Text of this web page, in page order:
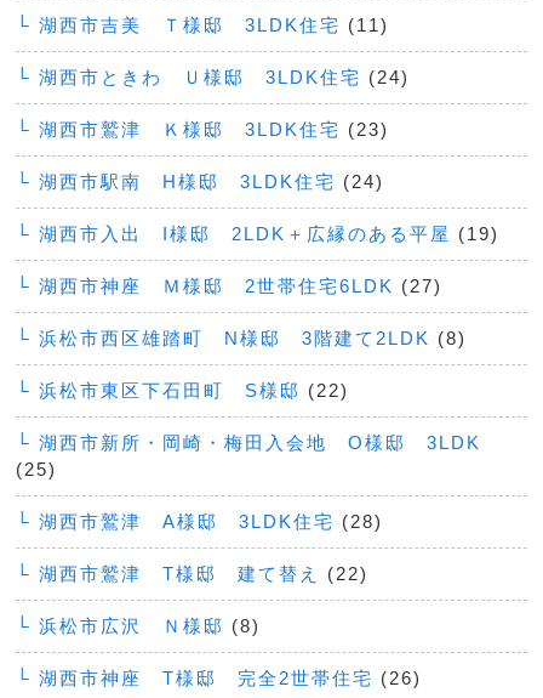
└ 湖西市吉美 Ｔ様邸 3LDK住宅 (11)
└ 湖西市ときわ Ｕ様邸 3LDK住宅 (24)
└ 湖西市鷲津 Ｋ様邸 3LDK住宅 (23)
└ 湖西市駅南 H様邸 3LDK住宅 (24)
└ 湖西市入出 I様邸 2LDK＋広縁のある平屋 (19)
└ 湖西市神座 Ｍ様邸 2世帯住宅6LDK (27)
└ 浜松市西区雄踏町 N様邸 3階建て2LDK (8)
└ 浜松市東区下石田町 S様邸 (22)
└ 湖西市新所・岡崎・梅田入会地 O様邸 3LDK
(25)
└ 湖西市鷲津 A様邸 3LDK住宅 (28)
└ 湖西市鷲津 T様邸 建て替え (22)
└ 浜松市広沢 Ｎ様邸 (8)
└ 湖西市神座 T様邸 完全2世帯住宅 (26)